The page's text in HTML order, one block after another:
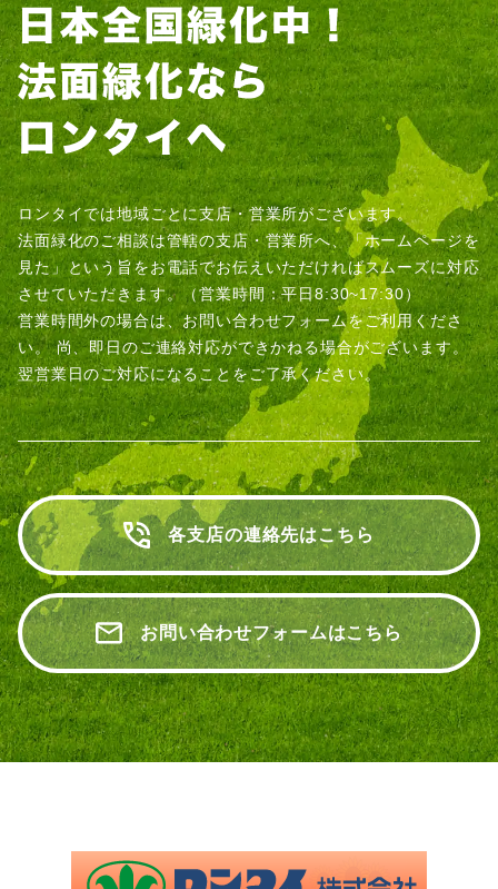
ロンタイでは地域ごとに支店・営業所がございます。
法面緑化のご相談は管轄の支店・営業所へ、「ホームページを
見た」という旨をお電話でお伝えいただければスムーズに対応
させていただきます。（営業時間：平日8:30~17:30）
営業時間外の場合は、お問い合わせフォームをご利用くださ
い。尚、即日のご連絡対応ができかねる場合がございます。
翌営業日のご対応になることをご了承ください。
各支店の連絡先はこちら
お問い合わせフォームはこちら